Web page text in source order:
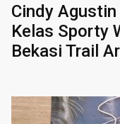
Cindy
Kelas Sporty
Bekasi Trail